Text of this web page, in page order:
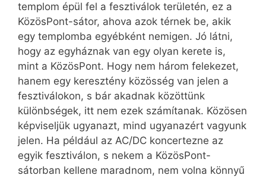
templom épül fel a fesztiválok területén, ez a
KözösPont-sátor, ahova azok térnek be, akik
egy templomba egyébként nemigen. Jó látni,
hogy az egyháznak van egy olyan kerete is,
mint a KözösPont. Hogy nem három felekezet,
hanem egy keresztény közösség van jelen a
fesztiválokon, s bár akadnak közöttünk
különbségek, itt nem ezek számítanak. Közösen
képviseljük ugyanazt, mind ugyanazért vagyunk
jelen. Ha például az AC/DC koncertezne az
egyik fesztiválon, s nekem a KözösPont-
sátorban kellene maradnom, nem volna könnyű